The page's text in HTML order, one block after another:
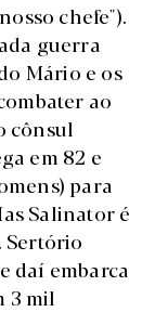
chefe").
guerra
Mário e os
ao
cônsul
em 82 e
para
Salinator é
Sertório
daí embarca
3 mil